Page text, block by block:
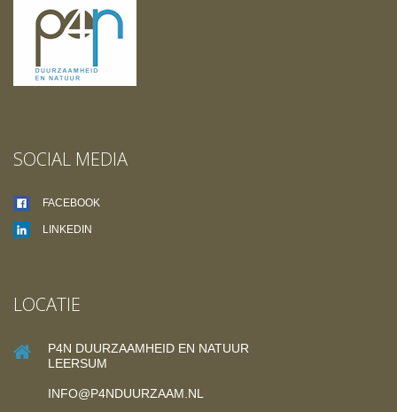
SOCIAL MEDIA
FACEBOOK
LINKEDIN
LOCATIE
P4N DUURZAAMHEID EN NATUUR
LEERSUM
INFO@P4NDUURZAAM.NL